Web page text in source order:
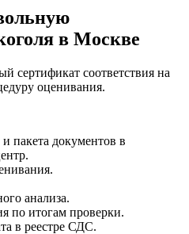
в Москве
сертификат соответствия на
оценивания.
пакета документов в
анализа.
по итогам проверки.
в реестре СДС.